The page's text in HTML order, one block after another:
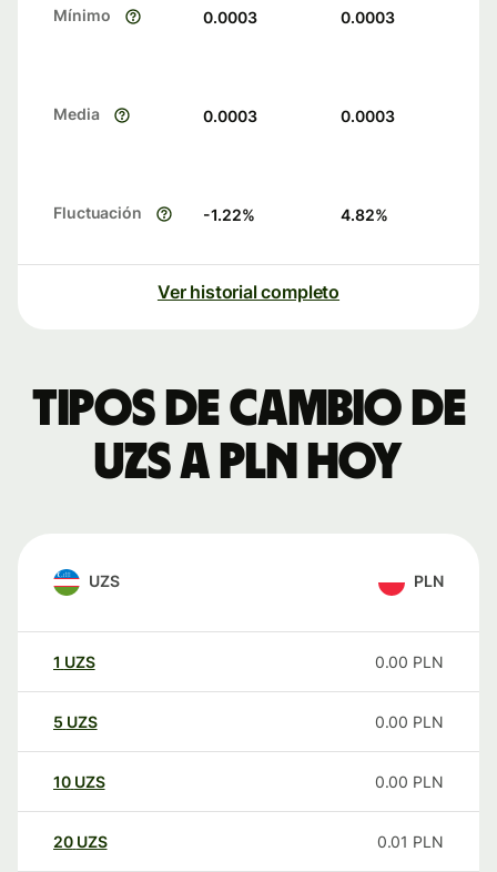
Mínimo 0.0003 0.0003
Media 0.0003 0.0003
Fluctuación -1.22% 4.82%
Ver historial completo
Tipos de cambio de
UZS a PLN hoy
UZS PLN
1 UZS 0.00 PLN
5 UZS 0.00 PLN
10 UZS 0.00 PLN
20 UZS 0.01 PLN